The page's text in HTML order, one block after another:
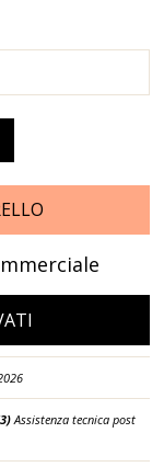
Assistenza tecnica post